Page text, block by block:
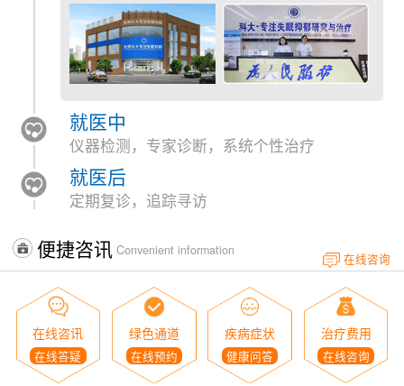
就医中
仪器检测，专家诊断，系统个性治疗
就医后
定期复诊，追踪寻访
便捷咨讯 Convenient information
在线咨询
在线咨讯
在线答疑
绿色通道
在线预约
疾病症状
健康问答
治疗费用
在线咨询